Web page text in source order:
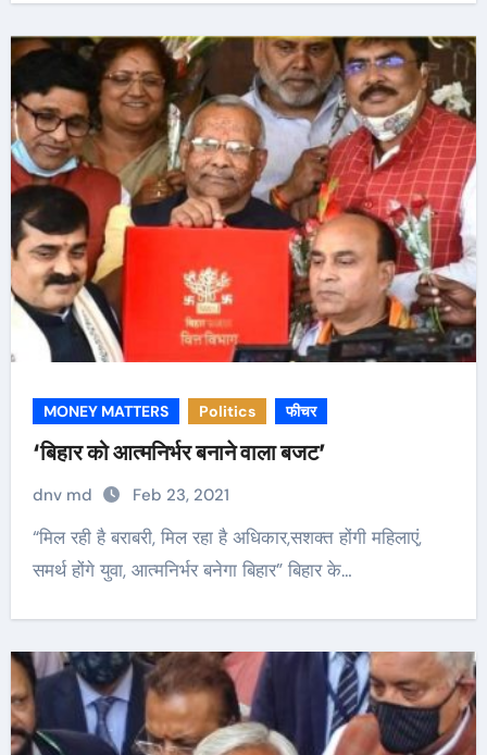
MONEY MATTERS Politics फीचर
‘बिहार को आत्मनिर्भर बनाने वाला बजट’
dnv md Feb 23, 2021
“मिल रही है बराबरी, मिल रहा है अधिकार,सशक्त होंगी महिलाएं,
समर्थ होंगे युवा, आत्मनिर्भर बनेगा बिहार” बिहार के…